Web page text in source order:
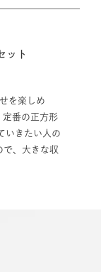
ット
を楽しめ
定番の正方形
いきたい人の
で、大きな収